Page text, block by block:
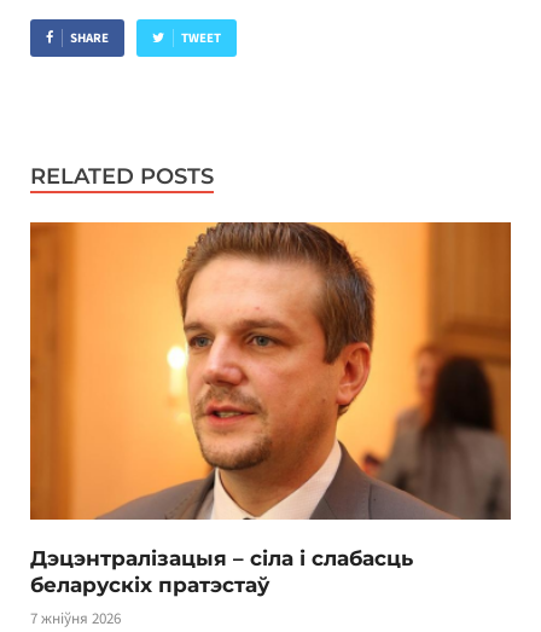
SHARE TWEET
RELATED POSTS
Дэцэнтралізацыя – сіла і слабасць
беларускіх пратэстаў
7 жніўня 2026